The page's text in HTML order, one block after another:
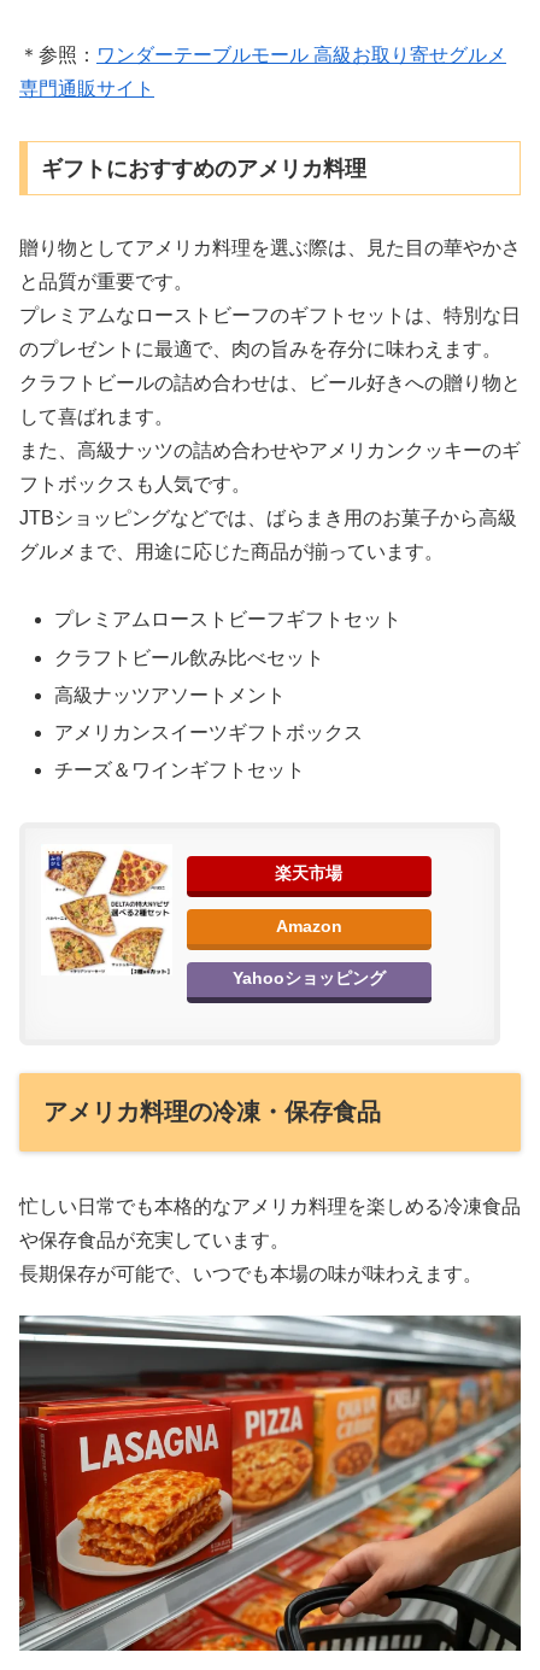
＊参照： ワンダーテーブルモール 高級お取り寄せグルメ
専門通販サイト
ギフトにおすすめのアメリカ料理
贈り物としてアメリカ料理を選ぶ際は、見た目の華やかさ
と品質が重要です。
プレミアムなローストビーフのギフトセットは、特別な日
のプレゼントに最適で、肉の旨みを存分に味わえます。
クラフトビールの詰め合わせは、ビール好きへの贈り物と
して喜ばれます。
また、高級ナッツの詰め合わせやアメリカンクッキーのギ
フトボックスも人気です。
JTBショッピングなどでは、ばらまき用のお菓子から高級
グルメまで、用途に応じた商品が揃っています。
プレミアムローストビーフギフトセット
クラフトビール飲み比べセット
高級ナッツアソートメント
アメリカンスイーツギフトボックス
チーズ＆ワインギフトセット
楽天市場
Amazon
Yahooショッピング
アメリカ料理の冷凍・保存食品
忙しい日常でも本格的なアメリカ料理を楽しめる冷凍食品
や保存食品が充実しています。
長期保存が可能で、いつでも本場の味が味わえます。